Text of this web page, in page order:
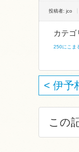
投稿者: jco
カテゴ
250にこま
< 伊予
この